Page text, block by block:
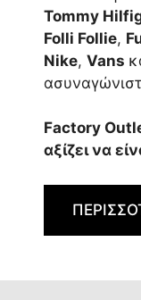
Tommy
Folli Follie,
Nike, Vans
Factory
αξίζει να